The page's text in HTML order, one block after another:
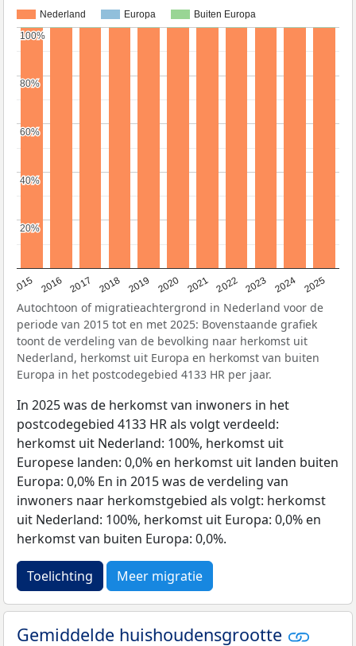
Nederland Europa Buiten Europa
2015 2016 2017 2018 2019 2020 2021 2022 2023 2024 2025
20%
20%
40%
40%
60%
60%
80%
80%
100%
100%
Autochtoon of migratieachtergrond in Nederland voor de
periode van 2015 tot en met 2025: Bovenstaande grafiek
toont de verdeling van de bevolking naar herkomst uit
Nederland, herkomst uit Europa en herkomst van buiten
Europa in het postcodegebied 4133 HR per jaar.
In 2025 was de herkomst van inwoners in het
postcodegebied 4133 HR als volgt verdeeld:
herkomst uit Nederland: 100%, herkomst uit
Europese landen: 0,0% en herkomst uit landen buiten
Europa: 0,0% En in 2015 was de verdeling van
inwoners naar herkomstgebied als volgt: herkomst
uit Nederland: 100%, herkomst uit Europa: 0,0% en
herkomst van buiten Europa: 0,0%.
Toelichting Meer migratie
Gemiddelde huishoudensgrootte